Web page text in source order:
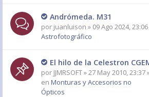
Andrómeda. M31
por juanluison » 09 Ago 2024,
Astrofotográfico
El hilo de la Celestron
por JJMRSOFT» 27 May 2010, 23:37
en Monturas y Accesorios no
Ópticos